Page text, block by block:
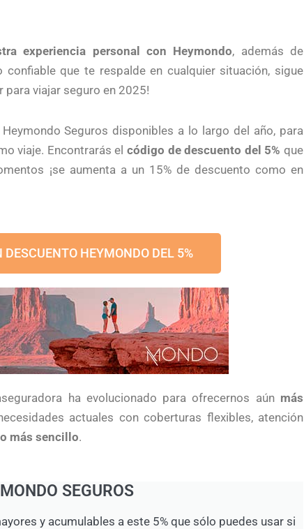
experiencia personal con Heymondo, además de
que te respalde en cualquier situación, sigue
para viajar seguro en 2025!
Seguros disponibles a lo largo del año, para
viaje. Encontrarás elcódigo de descuento del 5% que
¡se aumenta a un 15% de descuento como en
HEYMONDO DEL 5%
ha evolucionado para ofrecernos aún más
actuales con coberturas flexibles, atención
más sencillo.
SEGUROS
y acumulables a este 5% que sólo puedes usar si